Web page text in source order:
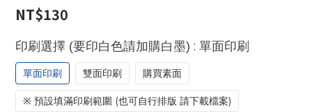
NT$130
印刷選擇 (要印白色請加購白墨) : 單面印刷
單面印刷 雙面印刷 購買素面
※ 預設填滿印刷範圍 (也可自行排版 請下載檔案)